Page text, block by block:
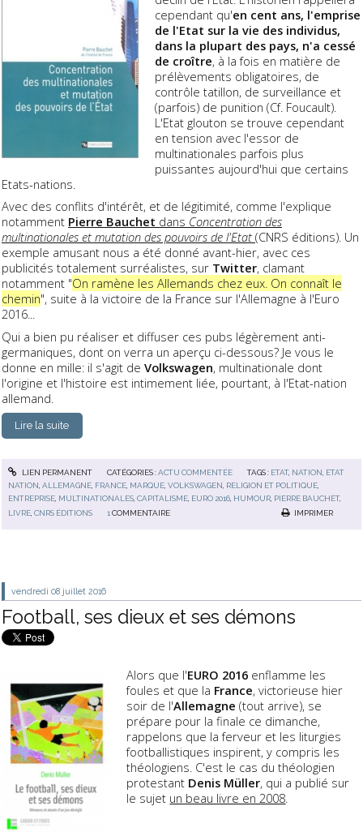
cependant qu'en cent ans, l'emprise
de l'Etat sur la vie des individus,
dans la plupart des pays, n'a cessé
de croître, à la fois en matière de
prélèvements obligatoires, de
contrôle tatillon, de surveillance et
(parfois) de punition (Cf. Foucault).
L'Etat glouton se trouve cependant
en tension avec l'essor de
multinationales parfois plus
puissantes aujourd'hui que certains
Etats-nations.
Avec des conflits d'intérêt, et de légitimité, comme l'explique
notamment Pierre Bauchet dans Concentration des
multinationales et mutation des pouvoirs de l'Etat (CNRS éditions). Un
exemple amusant nous a été donné avant-hier, avec ces
publicités totalement surréalistes, sur Twitter, clamant
notamment "On ramène les Allemands chez eux. On connaît le
chemin", suite à la victoire de la France sur l'Allemagne à l'Euro
2016...
Qui a bien pu réaliser et diffuser ces pubs légèrement anti-
germaniques, dont on verra un aperçu ci-dessous? Je vous le
donne en mille: il s'agit de Volkswagen, multinationale dont
l'origine et l'histoire est intimement liée, pourtant, à l'Etat-nation
allemand.
Lire la suite
LIEN PERMANENT CATÉGORIES :ACTU COMMENTÉE TAGS : ETAT, NATION ETAT
NATION ,ALLEMAGNE FRANCE MARQUE ,VOLKSWAGEN RELIGION ET POLITIQUE
ENTREPRISE MULTINATIONALES ,CAPITALISME EURO 2016 HUMOUR PIERRE BAUCHET,
LIVRE ,CNRS ÉDITIONS 1 COMMENTAIRE IMPRIMER
vendredi 08 juillet 2016
Football, ses dieux et ses démons
Alors que l'EURO 2016 enflamme les
foules et que la France, victorieuse hier
soir de l'Allemagne (tout arrive), se
prépare pour la finale ce dimanche,
rappelons que la ferveur et les liturgies
footballistiques inspirent, y compris les
théologiens. C'est le cas du théologien
protestant Denis Müller, qui a publié sur
le sujet un beau livre en 2008